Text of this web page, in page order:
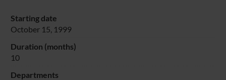
Starting date
October 15, 1999
Duration (months)
10
Departments